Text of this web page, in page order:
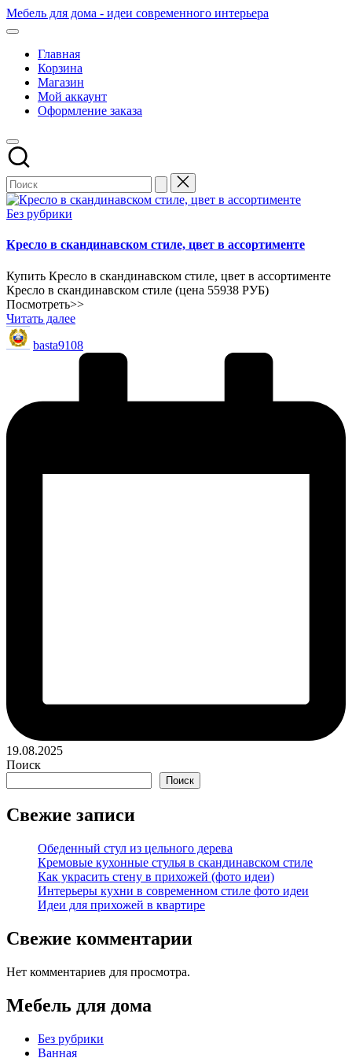
Перейти
к
Мебель для дома - идеи современного интерьера
Главная
Корзина
Магазин
Мой аккаунт
Оформление заказа
Опубликовано
Без рубрики
Кресло в скандинавском стиле, цвет в ассортименте
Купить Кресло в скандинавском стиле, цвет в ассортименте
Кресло в скандинавском стиле (цена 55938 РУБ)
Посмотреть>>
Читать далее
Запись
от
basta9108
19.08.2025
Поиск
Поиск
Свежие записи
Обеденный стул из цельного дерева
Кремовые кухонные стулья в скандинавском стиле
Как украсить стену в прихожей (фото идеи)
Интерьеры кухни в современном стиле фото идеи
Идеи для прихожей в квартире
Свежие комментарии
Нет комментариев для просмотра.
Мебель для дома
Без рубрики
Ванная